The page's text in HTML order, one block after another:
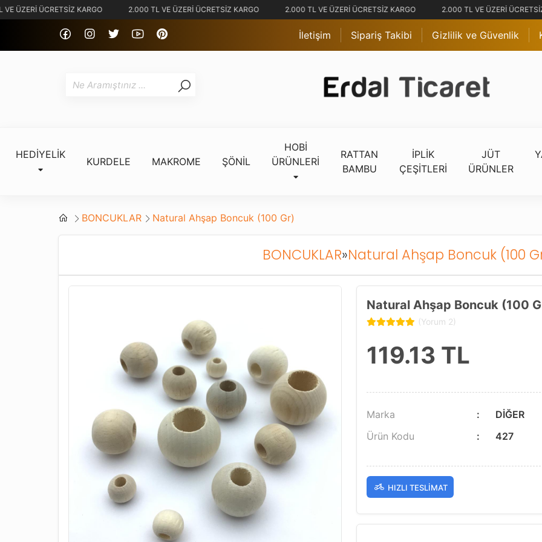
ÜZERİ ÜCRETSİZ KARGO 2.000 TL VE ÜZERİ ÜCRETSİZ KARGO 2.000 TL VE ÜZERİ ÜCRETSİZ KARGO 2.000 TL VE ÜZERİ ÜCRETSİZ
İletişim Sipariş Takibi Gizlilik ve Güvenlik
HEDİYELİK
KURDELE MAKROME ŞÖNİL
HOBİ
ÜRÜNLERİ
RATTAN
BAMBU
İPLİK
ÇEŞİTLERİ
JÜT
ÜRÜNLER
BONCUKLAR Natural Ahşap Boncuk (100 Gr)
BONCUKLAR»Natural Ahşap Boncuk (100
Natural Ahşap Boncuk (100
(Yorum 2)
119.13 TL
Marka
DİĞER
Ürün Kodu
427
HIZLI TESLIMAT